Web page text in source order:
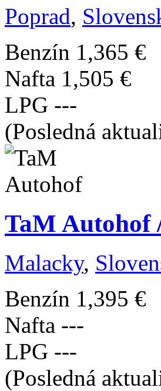
Poprad,
Benzín 1,365 €
Nafta 1,505 €
LPG ---
(Posledná
TaM Autohof
Malacky,
Benzín 1,395 €
Nafta ---
LPG ---
(Posledná